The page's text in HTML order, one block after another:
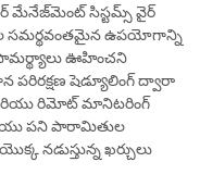
సిస్టమ్స్ వైర్
సమర్థవంతమైన ఉపయోగాన్ని
ఊహించని
షెడ్యూలింగ్ ద్వారా
మరియు రిమోట్ మానిటరింగ్
పని పారామితుల
నడుస్తున్న ఖర్చులు